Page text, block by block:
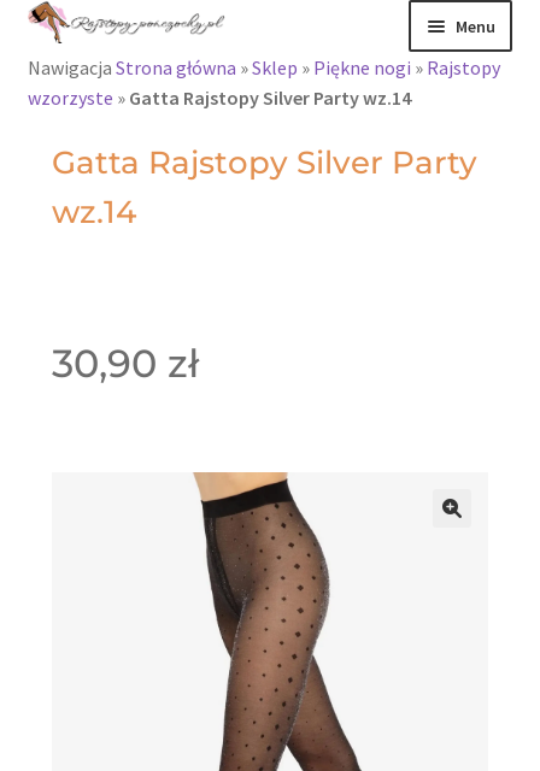
Menu
Rajstopy
Rajstopy Orirose
Pończochy i
Nawigacja Strona główna »Sklep » Piękne nogi » Rajstopy
wzorzyste » Gatta Rajstopy Silver Party wz.14
Gatta Rajstopy Silver Party
wz.14
30,90 zł